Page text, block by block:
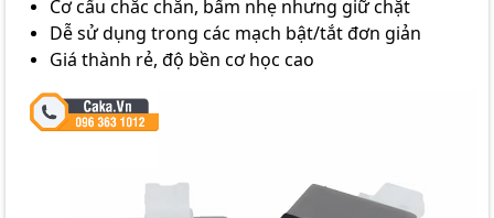
Cơ cấu chắc chắn, bấm nhẹ nhưng giữ chặt
Dễ sử dụng trong các mạch bật/tắt đơn giản
Giá thành rẻ, độ bền cơ học cao